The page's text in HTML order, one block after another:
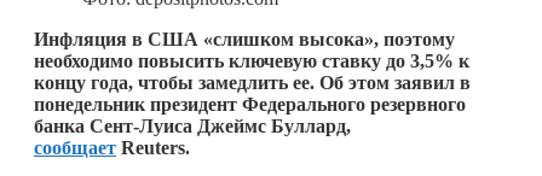
Инфляция в США «слишком высока», поэтому
необходимо повысить ключевую ставку до 3,5% к
концу года, чтобы замедлить ее. Об этом заявил в
понедельник президент Федерального резервного
банка Сент-Луиса Джеймс Буллард,
сообщает Reuters.